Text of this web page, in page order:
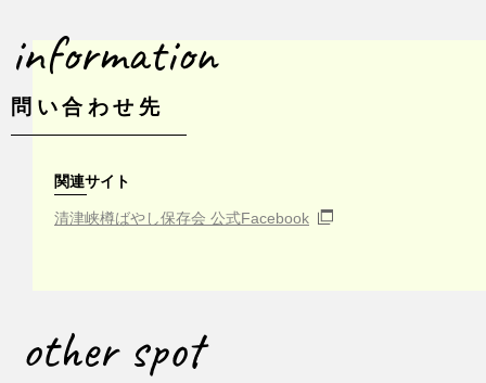
information
問い合わせ先
関連サイト
清津峡樽ばやし保存会 公式Facebook
other spot